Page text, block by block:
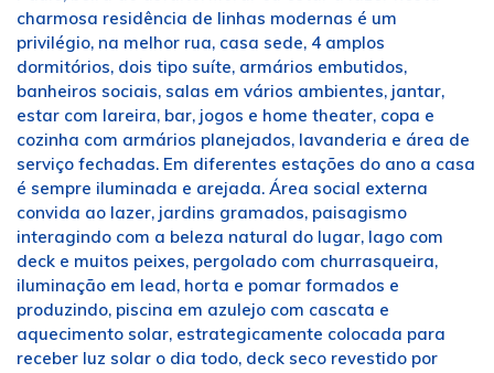
charmosa residência de linhas modernas é um
privilégio, na melhor rua, casa sede, 4 amplos
dormitórios, dois tipo suíte, armários embutidos,
banheiros sociais, salas em vários ambientes, jantar,
estar com lareira, bar, jogos e home theater, copa e
cozinha com armários planejados, lavanderia e área de
serviço fechadas. Em diferentes estações do ano a casa
é sempre iluminada e arejada. Área social externa
convida ao lazer, jardins gramados, paisagismo
interagindo com a beleza natural do lugar, lago com
deck e muitos peixes, pergolado com churrasqueira,
iluminação em lead, horta e pomar formados e
produzindo, piscina em azulejo com cascata e
aquecimento solar, estrategicamente colocada para
receber luz solar o dia todo, deck seco revestido por